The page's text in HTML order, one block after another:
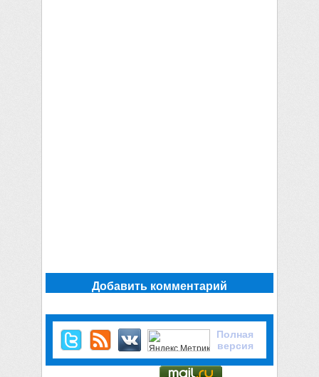
Добавить комментарий
Полная
версия